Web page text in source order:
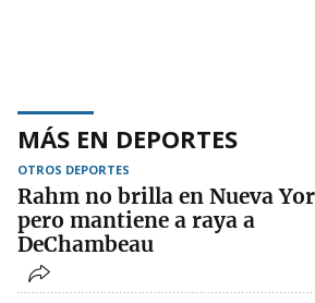
MÁS EN DEPORTES
OTROS DEPORTES
Rahm no brilla en Nueva
pero mantiene a raya a
DeChambeau